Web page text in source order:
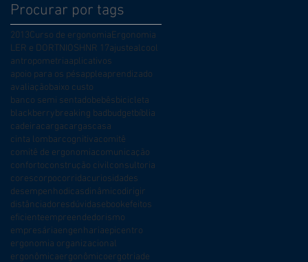
Procurar por tags
2013Curso de ergonomiaErgonomia
LER e DORTNIOSHNR 17ajustealcool
antropometriaaplicativos
apoio para os pésappleaprendizado
avaliaçãobaixo custo
banco semi sentadobebêsbicicleta
blackberrybreaking badbudgetbíblia
cadeiracargacargascasa
cinta lombarcognitivacomitê
comitê de ergonomiacomunicação
confortoconstrução civilconsultoria
corescorpocorridacuriosidades
desempenhodicasdinâmicodirigir
distânciadoresdúvidasebookefeitos
eficienteempreendedorismo
empresáriaengenhariaepicentro
ergonomia organizacional
ergonômicaergonômicoergotriade